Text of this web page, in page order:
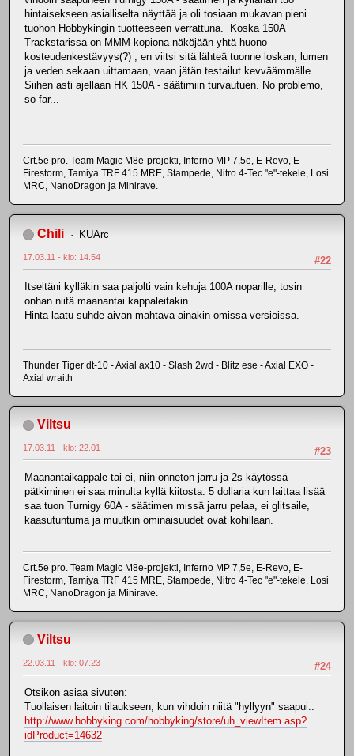
hintaisekseen asialliselta näyttää ja oli tosiaan mukavan pieni
tuohon Hobbykingin tuotteeseen verrattuna. Koska 150A
Trackstarissa on MMM-kopiona näköjään yhtä huono
kosteudenkestävyys(?) , en viitsi sitä lähteä tuonne loskan, lumen
ja veden sekaan uittamaan, vaan jätän testailut kevväämmälle.
Siihen asti ajellaan HK 150A - säätimiin turvautuen. No problemo,
so far...
Crt.5e pro. Team Magic M8e-projekti, Inferno MP 7,5e, E-Revo, E-
Firestorm, Tamiya TRF 415 MRE, Stampede, Nitro 4-Tec "e"-tekele, Losi
MRC, NanoDragon ja Minirave.
Chili KUArc
#22
17.03.11 - klo: 14.54
Itseltäni kylläkin saa paljolti vain kehuja 100A noparille, tosin
onhan niitä maanantai kappaleitakin.
Hinta-laatu suhde aivan mahtava ainakin omissa versioissa.
Thunder Tiger dt-10 - Axial ax10 - Slash 2wd - Blitz ese - Axial EXO -
Axial wraith
Viltsu
#23
17.03.11 - klo: 22.01
Maanantaikappale tai ei, niin onneton jarru ja 2s-käytössä
pätkiminen ei saa minulta kyllä kiitosta. 5 dollaria kun laittaa lisää
saa tuon Turnigy 60A - säätimen missä jarru pelaa, ei glitsaile,
kaasutuntuma ja muutkin ominaisuudet ovat kohillaan.
Crt.5e pro. Team Magic M8e-projekti, Inferno MP 7,5e, E-Revo, E-
Firestorm, Tamiya TRF 415 MRE, Stampede, Nitro 4-Tec "e"-tekele, Losi
MRC, NanoDragon ja Minirave.
Viltsu
#24
22.03.11 - klo: 07.23
Otsikon asiaa sivuten:
Tuollaisen laitoin tilaukseen, kun vihdoin niitä "hyllyyn" saapui..
http://www.hobbyking.com/hobbyking/store/uh_viewItem.asp?
idProduct=14632